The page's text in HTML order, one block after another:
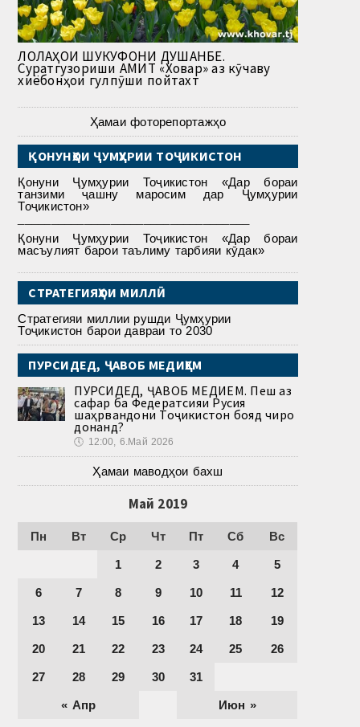
ЛОЛАҲОИ ШУКУФОНИ ДУШАНБЕ.
Суратгузориши АМИТ «Ховар» аз кӯчаву
хиёбонҳои гулпӯши пойтахт
Ҳамаи фоторепортажҳо
ҚОНУНҲОИ ҶУМҲУРИИ ТОҶИКИСТОН
Қонуни Ҷумҳурии Тоҷикистон «Дар бораи
танзими ҷашну маросим дар Ҷумҳурии
Тоҷикистон»
Қонуни Ҷумҳурии Тоҷикистон «Дар бораи
масъулият барои таълиму тарбияи кӯдак»
СТРАТЕГИЯҲОИ МИЛЛӢ
Стратегияи миллии рушди Ҷумҳурии
Тоҷикистон барои давраи то 2030
ПУРСИДЕД, ҶАВОБ МЕДИҲЕМ
ПУРСИДЕД, ҶАВОБ МЕДИҲЕМ. Пеш аз
сафар ба Федератсияи Русия
шаҳрвандони Тоҷикистон бояд чиро
донанд?
🕔 12:00, 6.Май 2026
Ҳамаи маводҳои бахш
Май 2019
Пн Вт Ср Чт Пт Сб Вс
« Апр Июн »
1 2 3 4 5
6 7 8 9 10 11 12
13 14 15 16 17 18 19
20 21 22 23 24 25 26
27 28 29 30 31